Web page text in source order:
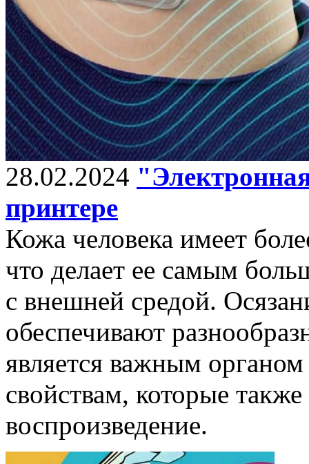
28.02.2024
принтере
Кожа человека имеет
что делает ее самым
с внешней средой.
обеспечивают
является важным
свойствам, которые
воспроизведение.